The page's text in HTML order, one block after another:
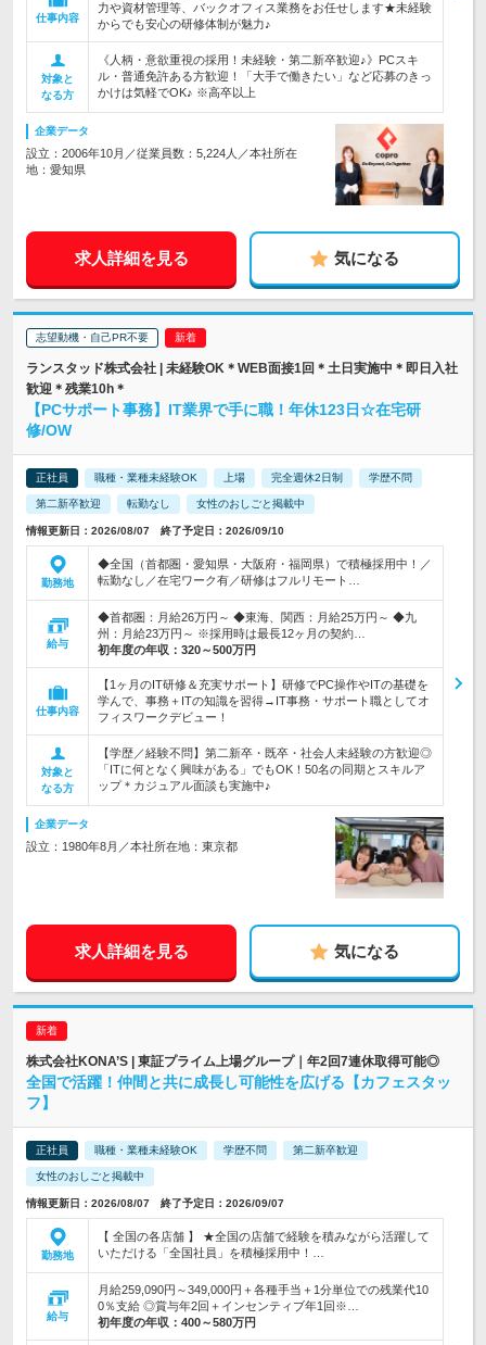
仕事内容
力や資材管理等、バックオフィス業務をお任せします★未経験
からでも安心の研修体制が魅力♪
対象と
なる方
《人柄・意欲重視の採用！未経験・第二新卒歓迎♪》PCスキ
ル・普通免許ある方歓迎！「大手で働きたい」など応募のきっ
かけは気軽でOK♪ ※高卒以上
企業データ
設立：2006年10月／従業員数：5,224人／本社所在
地：愛知県
求人詳細を見る 気になる
志望動機・自己PR不要
ランスタッド株式会社 | 未経験OK＊WEB面接1回＊土日実施中＊即日入社
歓迎＊残業10h＊
【PCサポート事務】IT業界で手に職！年休123日☆在宅研
修/OW
正社員 職種・業種未経験OK 上場 完全週休2日制 学歴不問
第二新卒歓迎 転勤なし 女性のおしごと掲載中
情報更新日：2026/08/07 終了予定日：2026/09/10
勤務地
◆全国（首都圏・愛知県・大阪府・福岡県）で積極採用中！／
転勤なし／在宅ワーク有／研修はフルリモート…
給与
◆首都圏：月給26万円～ ◆東海、関西：月給25万円～ ◆九
州：月給23万円～ ※採用時は最長12ヶ月の契約…
初年度の年収： 320～500万円
仕事内容
【1ヶ月のIT研修＆充実サポート】研修でPC操作やITの基礎を
学んで、事務＋ITの知識を習得→IT事務・サポート職としてオ
フィスワークデビュー！
対象と
なる方
【学歴／経験不問】第二新卒・既卒・社会人未経験の方歓迎◎
「ITに何となく興味がある」でもOK！50名の同期とスキルア
ップ＊カジュアル面談も実施中♪
企業データ
設立：1980年8月／本社所在地：東京都
求人詳細を見る 気になる
株式会社KONA’S | 東証プライム上場グループ｜年2回7連休取得可能◎
全国で活躍！仲間と共に成長し可能性を広げる【カフェスタッ
フ】
正社員 職種・業種未経験OK 学歴不問 第二新卒歓迎
女性のおしごと掲載中
情報更新日：2026/08/07 終了予定日：2026/09/07
勤務地
【 全国の各店舗 】 ★全国の店舗で経験を積みながら活躍して
いただける「全国社員」を積極採用中！…
給与
月給259,090円～349,000円＋各種手当＋1分単位での残業代10
0％支給 ◎賞与年2回＋インセンティブ年1回※…
初年度の年収： 400～580万円